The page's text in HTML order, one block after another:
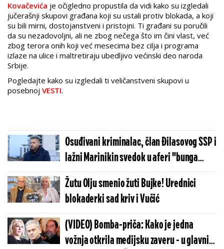
Kovačevića je očigledno propustila da vidi kako su izgledali
jučerašnji skupovi građana koji su ustali protiv blokada, a koji
su bili mirni, dostojanstveni i pristojni. Ti građani su poručili
da su nezadovoljni, ali ne zbog nečega što im čini vlast, već
zbog terora onih koji već mesecima bez cilja i programa
izlaze na ulice i maltretiraju ubedljivo većinski deo naroda
Srbije.
Pogledajte kako su izgledali ti veličanstveni skupovi u
posebnoj VESTI.
Osuđivani kriminalac, član Đilasovog SSP i
lažni Marinikin svedok u aferi "bunga
bunga" predvodio napade na novinare
Informera!
Žutu Olju smenio žuti Bujke! Urednici
blokaderki sad kriv i Vučić
(VIDEO) Bomba-priča: Kako je jedna
vožnja otkrila medijsku zaveru - u glavnim